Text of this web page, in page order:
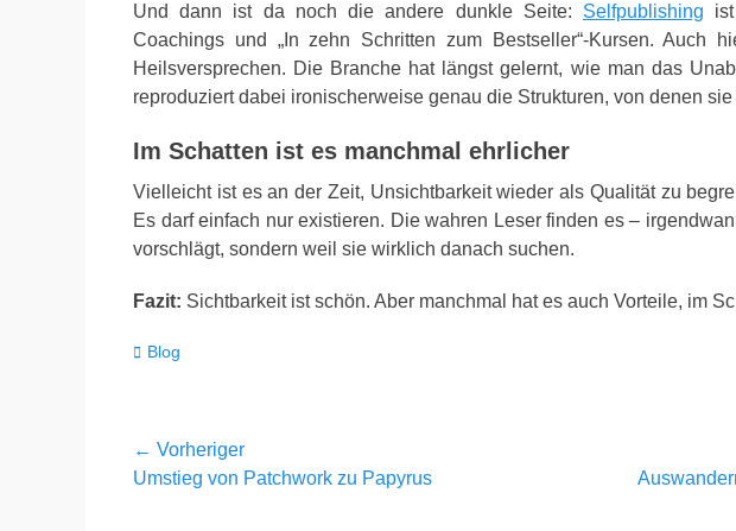
Und dann ist da noch die andere dunkle Seite: Selfpublishing
Coachings und „In zehn Schritten zum Bestseller“-Kursen. Auch
Heilsversprechen. Die Branche hat längst gelernt, wie man das
reproduziert dabei ironischerweise genau die Strukturen, von denen
Im Schatten ist es manchmal ehrlicher
Vielleicht ist es an der Zeit, Unsichtbarkeit wieder als Qualität zu
Es darf einfach nur existieren. Die wahren Leser finden es –
vorschlägt, sondern weil sie wirklich danach suchen.
Fazit: Sichtbarkeit ist schön. Aber manchmal hat es auch Vorteile, im
Kategorien
Blog
Beitragsnavigation
← Vorheriger
Vorheriger
Umstieg von Patchwork zu Papyrus
Nächster